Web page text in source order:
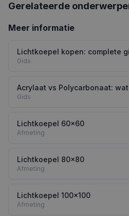
Gerelateerde
Meer informatie
Lichtkoepel kopen: complete
Gids
Acrylaat vs Polycarbonaat:
Gids
Lichtkoepel 60x60
Afmeting
Lichtkoepel 80x80
Afmeting
Lichtkoepel 100x100
Afmeting